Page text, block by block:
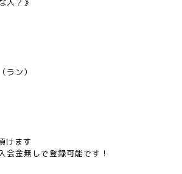
人？》
ラン）
けます
会金無しで登録可能です！